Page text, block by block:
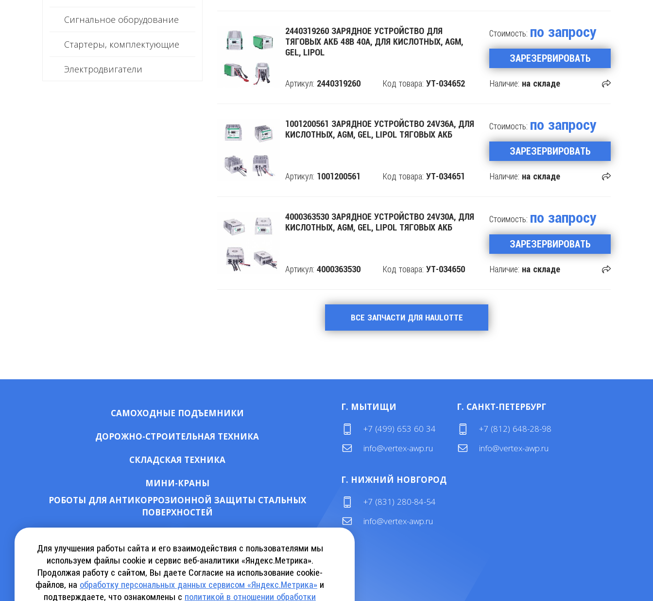
Сигнальное оборудование
Стартеры, комплектующие
Электродвигатели
2440319260 ЗАРЯДНОЕ УСТРОЙСТВО ДЛЯ
ТЯГОВЫХ АКБ 48В 40А, ДЛЯ КИСЛОТНЫХ, AGM,
GEL, LIPOL
Артикул: 2440319260 Код товара: УТ-034652
Стоимость: по запросу
ЗАРЕЗЕРВИРОВАТЬ
Наличие: на складе
Поделится
1001200561 ЗАРЯДНОЕ УСТРОЙСТВО 24V36A, ДЛЯ
КИСЛОТНЫХ, AGM, GEL, LIPOL ТЯГОВЫХ АКБ
Артикул: 1001200561 Код товара: УТ-034651
Стоимость: по запросу
ЗАРЕЗЕРВИРОВАТЬ
Наличие: на складе
Поделится
4000363530 ЗАРЯДНОЕ УСТРОЙСТВО 24V30A, ДЛЯ
КИСЛОТНЫХ, AGM, GEL, LIPOL ТЯГОВЫХ АКБ
Артикул: 4000363530 Код товара: УТ-034650
Стоимость: по запросу
ЗАРЕЗЕРВИРОВАТЬ
Наличие: на складе
Поделится
ВСЕ ЗАПЧАСТИ ДЛЯ HAULOTTE
САМОХОДНЫЕ ПОДЪЕМНИКИ
ДОРОЖНО-СТРОИТЕЛЬНАЯ ТЕХНИКА
СКЛАДСКАЯ ТЕХНИКА
МИНИ-КРАНЫ
РОБОТЫ ДЛЯ АНТИКОРРОЗИОННОЙ ЗАЩИТЫ СТАЛЬНЫХ
ПОВЕРХНОСТЕЙ
СКАЧАТЬ КАТАЛОГ АРЕНДЫ КАТАЛОГ KEBU CRANE
СКАЧАТЬ КАТАЛОГ SINOBOOM СКАЧАТЬ КАТАЛОГ INSLIFT
Г. МЫТИЩИ
+7 (499) 653 60 34
info@vertex-awp.ru
Г. НИЖНИЙ НОВГОРОД
+7 (831) 280-84-54
info@vertex-awp.ru
Г. САНКТ-ПЕТЕРБУРГ
+7 (812) 648-28-98
info@vertex-awp.ru
Для улучшения работы сайта и его взаимодействия с пользователями мы
используем файлы cookie и сервис веб-аналитики «Яндекс.Метрика».
Продолжая работу с сайтом, Вы даете Согласие на использование cookie-
файлов, на обработку персональных данных сервисом «Яндекс.Метрика» и
подтверждаете, что ознакомлены с политикой в отношении обработки